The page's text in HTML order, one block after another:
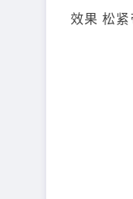
效果 松